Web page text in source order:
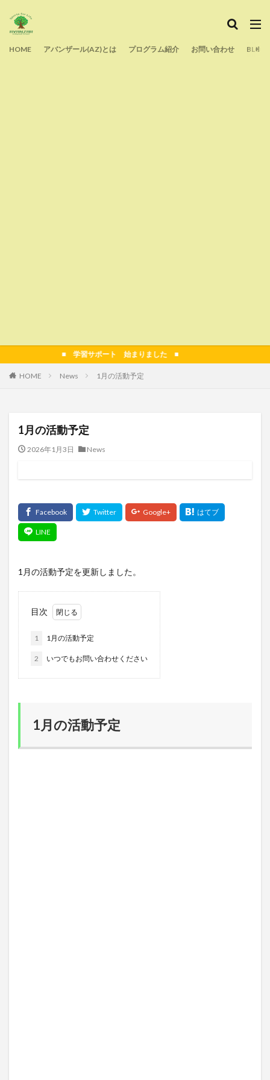
HOME アバンザール(AZ)とは プログラム紹介 お問い合わせ BLOG
■ 学習サポート 始まりました ■
HOME News 1月の活動予定
1月の活動予定
2026年1月3日 News
1月の活動予定を更新しました。
目次
1 1月の活動予定
2 いつでもお問い合わせください
1月の活動予定